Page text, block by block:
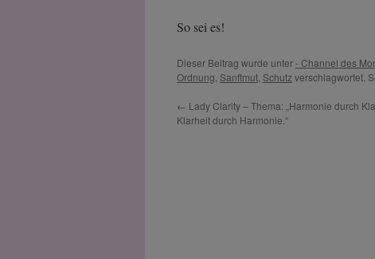
So sei es!
Dieser Beitrag wurde unter- Channel des
Ordnung Sanftmut Schutz verschlagwortet.
← Lady Clarity – Thema: „Harmonie durch
Klarheit durch Harmonie.“